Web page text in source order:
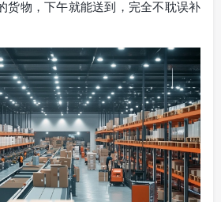
货物，下午就能送到，完全不耽误补